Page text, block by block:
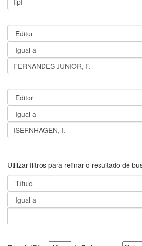
Utilizar filtros para refinar o resultado de